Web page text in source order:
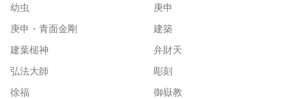
幼虫
庚申
庚申・青面金剛
建築
建葉槌神
弁財天
弘法大師
彫刻
徐福
御嶽教